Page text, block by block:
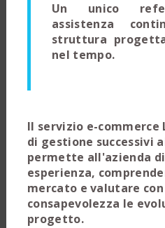
Un unico
assistenza
struttura
nel tempo.
Il servizio e-commerce
di gestione successivi
permette all'azienda
esperienza,
mercato e valutare
consapevolezza le
progetto.